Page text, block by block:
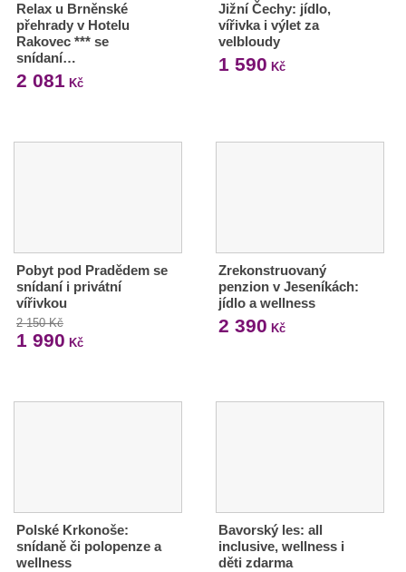
Relax u Brněnské
přehrady v Hotelu
Rakovec *** se
snídaní…
2 081 Kč
Jižní Čechy: jídlo,
vířivka i výlet za
velbloudy
1 590 Kč
Pobyt pod Pradědem se
snídaní i privátní
vířivkou
2 150 Kč
1 990 Kč
Zrekonstruovaný
penzion v Jeseníkách:
jídlo a wellness
2 390 Kč
Polské Krkonoše:
snídaně či polopenze a
wellness
Bavorský les: all
inclusive, wellness i
děti zdarma